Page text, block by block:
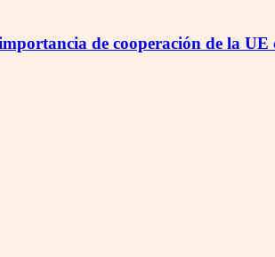
de cooperación de la